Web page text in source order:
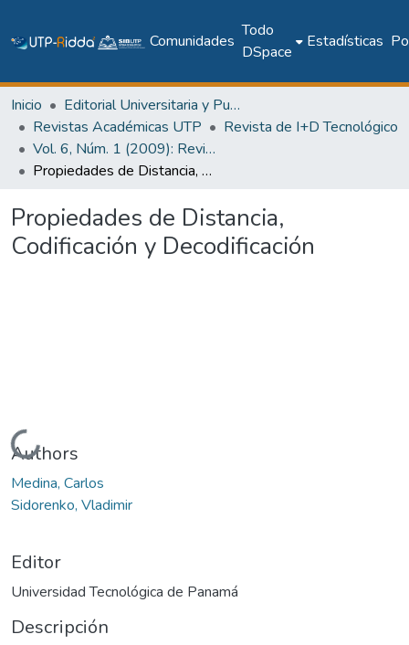
Comunidades
Todo
DSpace
Estadísticas
Inicio
Editorial Universitaria y Publicaciones Seriadas
Revistas Académicas UTP
Revista de I+D Tecnológico
Vol. 6, Núm. 1 (2009): Revista I+D Tecnológico
Propiedades de Distancia, Codificación y Decodificación
Propiedades de Distancia,
Codificación y Decodificación
Cargando...
Authors
Medina, Carlos
Sidorenko, Vladimir
Editor
Universidad Tecnológica de Panamá
Descripción